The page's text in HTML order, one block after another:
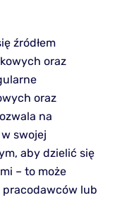
źródłem
oraz
oraz
na
swojej
aby dzielić się
– to może
lub